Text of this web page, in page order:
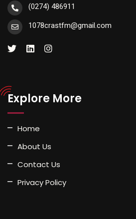
(0274) 486911
1078crastfm@gmail.com
Explore More
Home
About Us
Contact Us
Privacy Policy